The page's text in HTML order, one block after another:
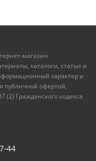
магазин
каталоги, статьи и
характер и
публичной офертой,
Гражданского кодекса
44